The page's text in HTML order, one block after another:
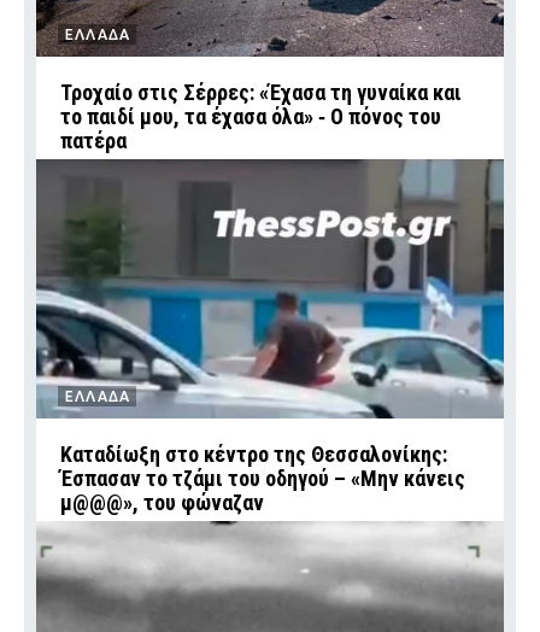
ΕΛΛΑΔΑ
Τροχαίο στις Σέρρες: «Έχασα τη γυναίκα και
το παιδί μου, τα έχασα όλα» ‑ Ο πόνος του
πατέρα
ΕΛΛΑΔΑ
Καταδίωξη στο κέντρο της Θεσσαλονίκης:
Έσπασαν το τζάμι του οδηγού – «Μην κάνεις
μ@@@», του φώναζαν